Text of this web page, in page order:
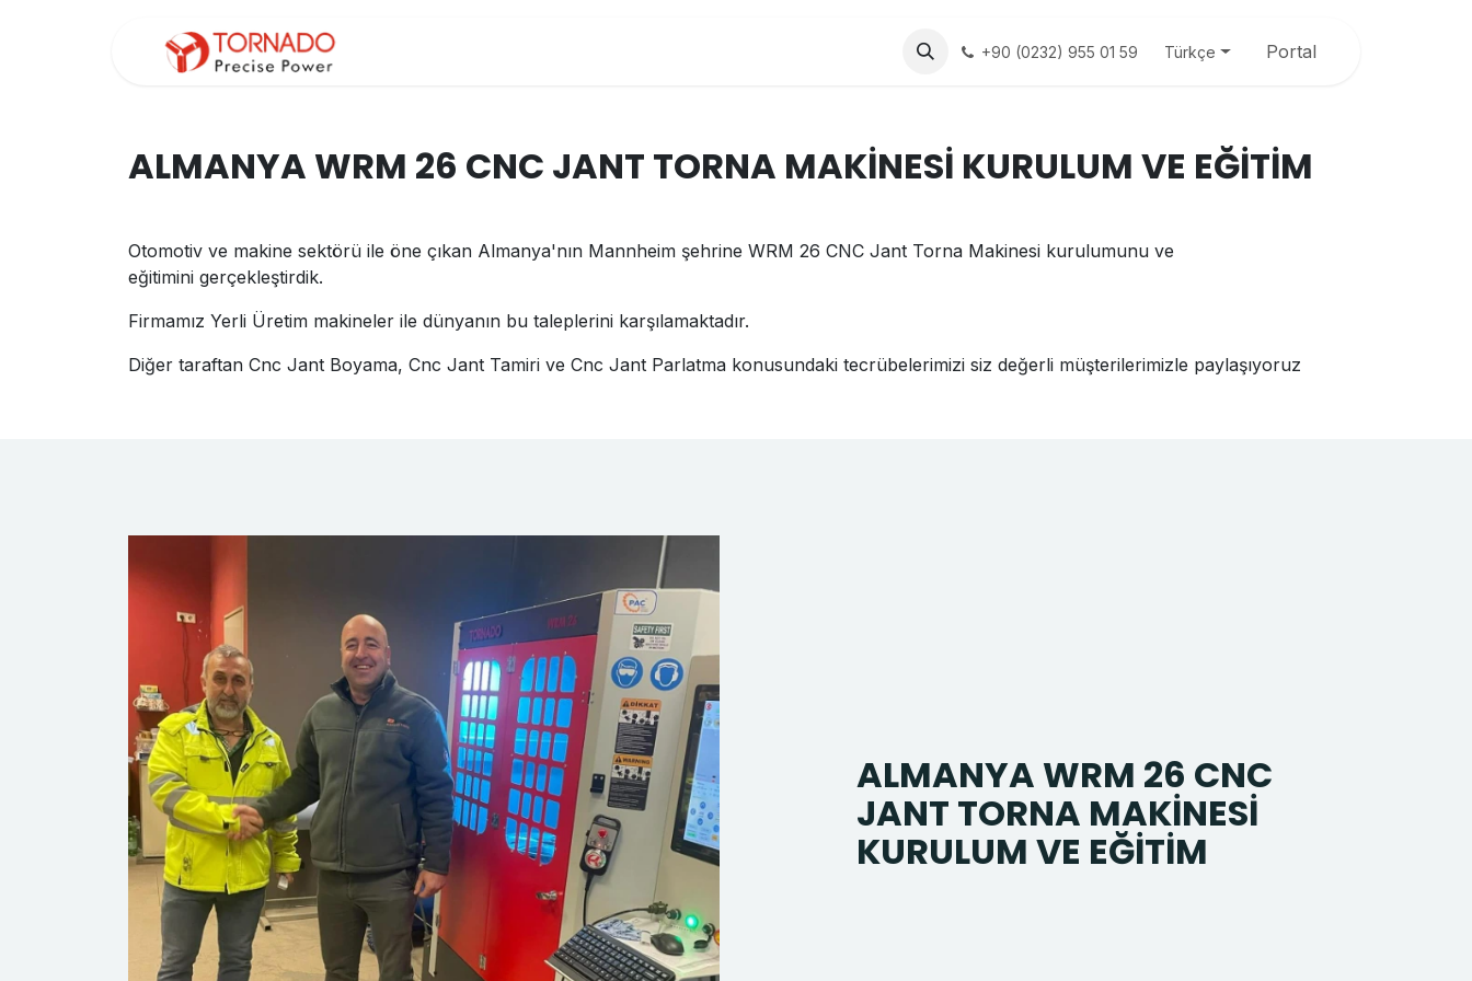
+90 (0232) 955 01 59 Türkçe Portal
ALMANYA WRM 26 CNC JANT TORNA MAKİNESİ KURULUM VE EĞİTİM
Otomotiv ve makine sektörü ile öne çıkan Almanya'nın Mannheim şehrine WRM 26 CNC Jant Torna Makinesi kurulumunu ve
eğitimini gerçekleştirdik.
Firmamız Yerli Üretim makineler ile dünyanın bu taleplerini karşılamaktadır.
Diğer taraftan Cnc Jant Boyama, Cnc Jant Tamiri ve Cnc Jant Parlatma konusundaki tecrübelerimizi siz değerli müşterilerimizle paylaşıyoruz
ALMANYA WRM 26 CNC
JANT TORNA MAKİNESİ
KURULUM VE EĞİTİM